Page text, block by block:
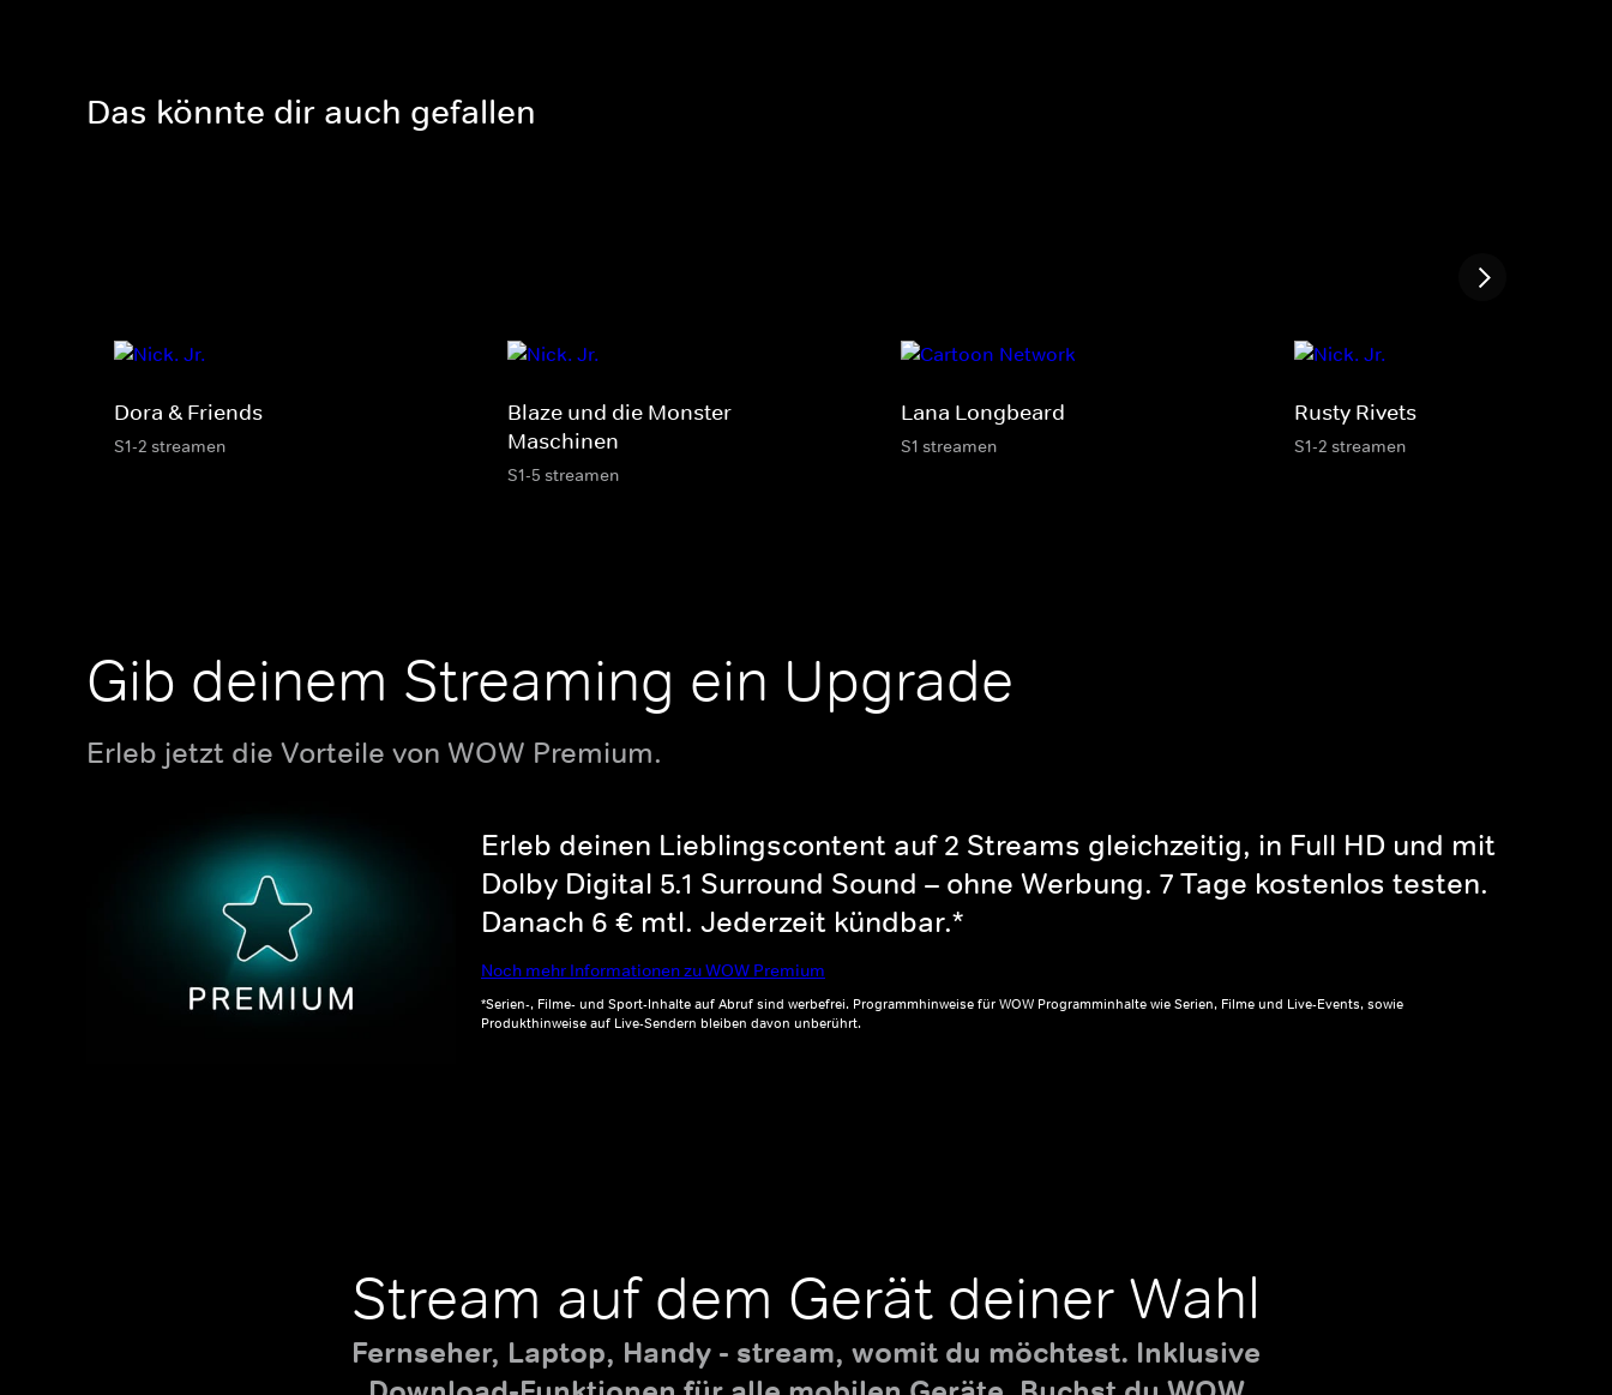
Das könnte dir auch gefallen
Dora & Friends
S1-2 streamen
Blaze und die Monster-
Maschinen
S1-5 streamen
Lana Longbeard
S1 streamen
Rusty Rivets
S1-2 streamen
Gib deinem Streaming ein Upgrade
Erleb jetzt die Vorteile von WOW Premium.
Erleb deinen Lieblingscontent auf 2 Streams gleichzeitig, in Full HD und mit
Dolby Digital 5.1 Surround Sound – ohne Werbung. 7 Tage kostenlos testen.
Danach 6 € mtl. Jederzeit kündbar.*
Noch mehr Informationen zu WOW Premium
*Serien-, Filme- und Sport-Inhalte auf Abruf sind werbefrei. Programmhinweise für WOW Programminhalte wie Serien, Filme und Live-Events, sowie
Produkthinweise auf Live-Sendern bleiben davon unberührt.
Stream auf dem Gerät deiner Wahl
Fernseher, Laptop, Handy - stream, womit du möchtest. Inklusive